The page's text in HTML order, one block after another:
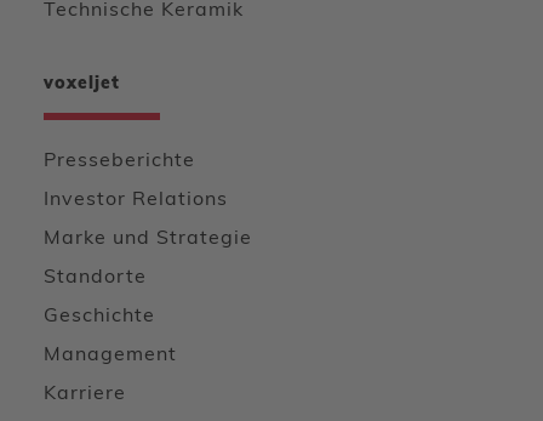
Technische Keramik
voxeljet
Presseberichte
Investor Relations
Marke und Strategie
Standorte
Geschichte
Management
Karriere